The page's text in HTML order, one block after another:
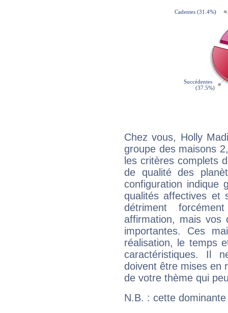
Chez vous, Holly
groupe des maisons
les critères complets
de qualité des
configuration indique
qualités affectives et
détriment
affirmation, mais
importantes. Ces
réalisation, le temps
caractéristiques. Il
doivent être mises en
de votre thème qui
N.B. : cette